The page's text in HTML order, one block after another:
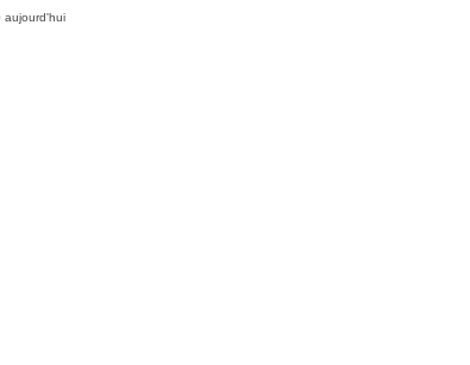
aujourd'hui